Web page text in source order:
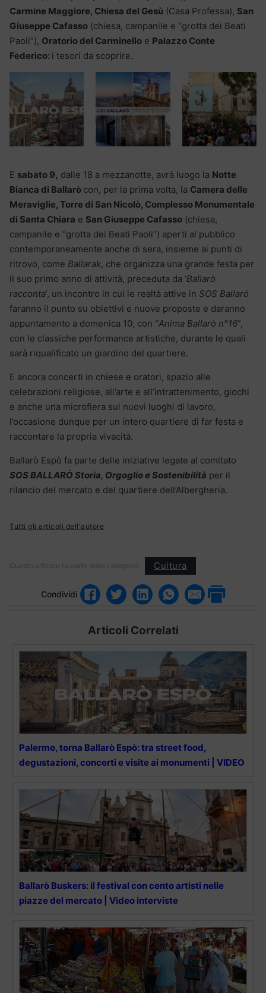
Carmine Maggiore, Chiesa del Gesù (Casa Professa), San
Giuseppe Cafasso (chiesa, campanile e “grotta dei Beati
Paoli”), Oratorio del Carminello e Palazzo Conte
Federico: i tesori da scoprire.
E sabato 9, dalle 18 a mezzanotte, avrà luogo la Notte
Bianca di Ballarò con, per la prima volta, la Camera delle
Meraviglie, Torre di San Nicolò, Complesso Monumentale
di Santa Chiara e San Giuseppe Cafasso (chiesa,
campanile e “grotta dei Beati Paoli”) aperti al pubblico
contemporaneamente anche di sera, insieme ai punti di
ritrovo, come Ballarak, che organizza una grande festa per
il suo primo anno di attività, preceduta da ‘Ballarò
racconta’, un incontro in cui le realtà attive in SOS Ballarò
faranno il punto su obiettivi e nuove proposte e daranno
appuntamento a domenica 10, con “Anima Ballarò n°16”,
con le classiche performance artistiche, durante le quali
sarà riqualificato un giardino del quartiere.
E ancora concerti in chiese e oratori, spazio alle
celebrazioni religiose, all’arte e all’intrattenimento, giochi
e anche una microfiera sui nuovi luoghi di lavoro,
l’occasione dunque per un intero quartiere di far festa e
raccontare la propria vivacità.
Ballarò Espò fa parte delle iniziative legate al comitato
SOS BALLARÒ Storia, Orgoglio e Sostenibilità per il
rilancio del mercato e del quartiere dell’Albergheria.
Tutti gli articoli dell'autore
Questo articolo fa parte delle categorie: Cultura
Condividi
Articoli Correlati
Palermo, torna Ballarò Espò: tra street food,
degustazioni, concerti e visite ai monumenti | VIDEO
Ballarò Buskers: il festival con cento artisti nelle
piazze del mercato | Video interviste